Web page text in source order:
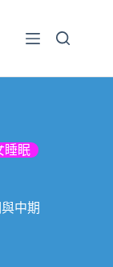
睡眠
中期